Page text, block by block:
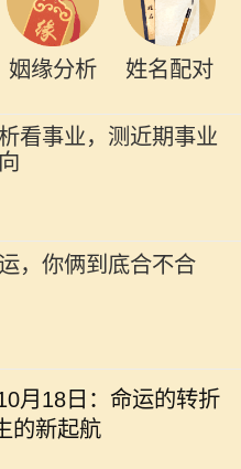
姻缘分析 姓名配对
看事业，测近期事业
，你俩到底合不合
月18日：命运的转折
的新起航
却在不知不觉中成了许多
折点。在这个时代高速发
，我们总是忙于追逐眼前